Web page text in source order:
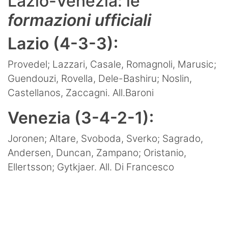
formazioni ufficiali
Lazio (4-3-3):
Provedel; Lazzari, Casale, Romagnoli, Marusic;
Guendouzi, Rovella, Dele-Bashiru; Noslin,
Castellanos, Zaccagni. All.Baroni
Venezia (3-4-2-1):
Joronen; Altare, Svoboda, Sverko; Sagrado,
Andersen, Duncan, Zampano; Oristanio,
Ellertsson; Gytkjaer. All. Di Francesco